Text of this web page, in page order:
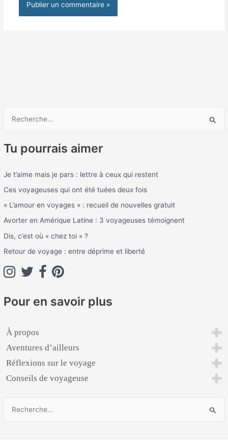
e
r
c
h
Tu pourrais aimer
Je t’aime mais je pars : lettre à ceux qui restent
Ces voyageuses qui ont été tuées deux fois
« L’amour en voyages » : recueil de nouvelles gratuit
Avorter en Amérique Latine : 3 voyageuses témoignent
Dis, c’est où « chez toi » ?
Retour de voyage : entre déprime et liberté
Pour en savoir plus
À propos
Aventures d’ailleurs
Réflexions sur le voyage
Conseils de voyageuse
c